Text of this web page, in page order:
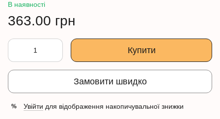
В наявності
363.00 грн
Купити
Замовити швидко
% Увійти для відображення накопичувальної знижки